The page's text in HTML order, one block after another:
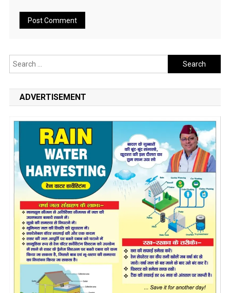
Search
for:
ADVERTISEMENT